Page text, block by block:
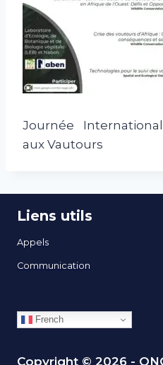
Journée
aux Vautours
Copyright © 2026 -
Liens utils
Appels
Communication
French